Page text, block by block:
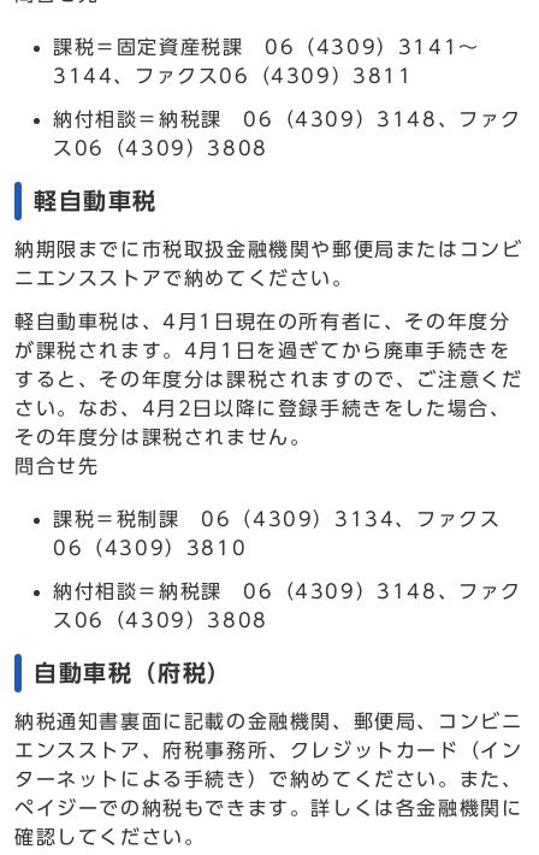
課税＝固定資産税課 06（4309）3141～
3144、ファクス06（4309）3811
納付相談＝納税課 06（4309）3148、ファク
ス06（4309）3808
軽自動車税
納期限までに市税取扱金融機関や郵便局またはコンビ
ニエンスストアで納めてください。
軽自動車税は、4月1日現在の所有者に、その年度分
が課税されます。4月1日を過ぎてから廃車手続きを
すると、その年度分は課税されますので、ご注意くだ
さい。なお、4月2日以降に登録手続きをした場合、
その年度分は課税されません。
問合せ先
課税＝税制課 06（4309）3134、ファクス
06（4309）3810
納付相談＝納税課 06（4309）3148、ファク
ス06（4309）3808
自動車税（府税）
納税通知書裏面に記載の金融機関、郵便局、コンビニ
エンスストア、府税事務所、クレジットカード（イン
ターネットによる手続き）で納めてください。また、
ペイジーでの納税もできます。詳しくは各金融機関に
確認してください。